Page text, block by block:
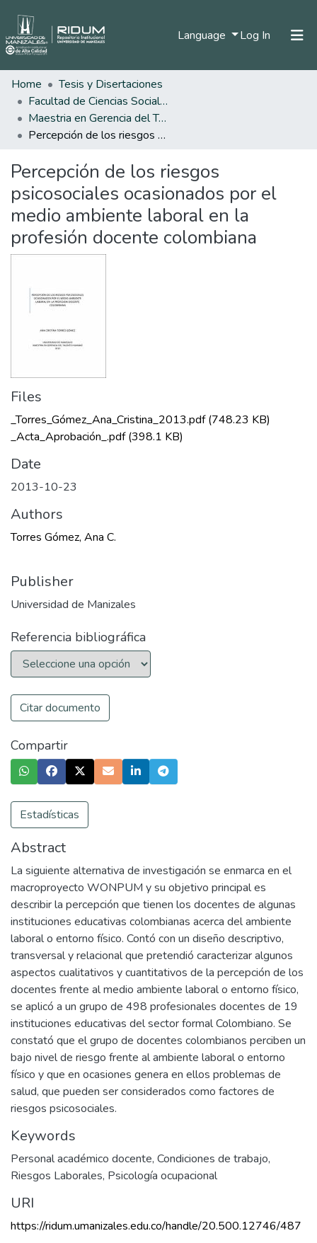
Language Log In (current)
Home
Tesis y Disertaciones
Facultad de Ciencias Sociales y Humanas
Maestria en Gerencia del Talento Humano
Percepción de los riesgos psicosociales ocasionados por el medio ambiente laboral en la profesión docente colombiana
Percepción de los riesgos
psicosociales ocasionados por el
medio ambiente laboral en la
profesión docente colombiana
Files
_Torres_Gómez_Ana_Cristina_2013.pdf(748.23 KB)
_Acta_Aprobación_.pdf(398.1 KB)
Date
2013-10-23
Authors
Torres Gómez, Ana C.
Publisher
Universidad de Manizales
Referencia bibliográfica
Citar documento
Compartir
Estadísticas
Abstract
La siguiente alternativa de investigación se enmarca en el
macroproyecto WONPUM y su objetivo principal es
describir la percepción que tienen los docentes de algunas
instituciones educativas colombianas acerca del ambiente
laboral o entorno físico. Contó con un diseño descriptivo,
transversal y relacional que pretendió caracterizar algunos
aspectos cualitativos y cuantitativos de la percepción de los
docentes frente al medio ambiente laboral o entorno físico,
se aplicó a un grupo de 498 profesionales docentes de 19
instituciones educativas del sector formal Colombiano. Se
constató que el grupo de docentes colombianos perciben un
bajo nivel de riesgo frente al ambiente laboral o entorno
físico y que en ocasiones genera en ellos problemas de
salud, que pueden ser considerados como factores de
riesgos psicosociales.
Keywords
Personal académico docente, Condiciones de trabajo,
Riesgos Laborales, Psicología ocupacional
URI
https://ridum.umanizales.edu.co/handle/20.500.12746/487